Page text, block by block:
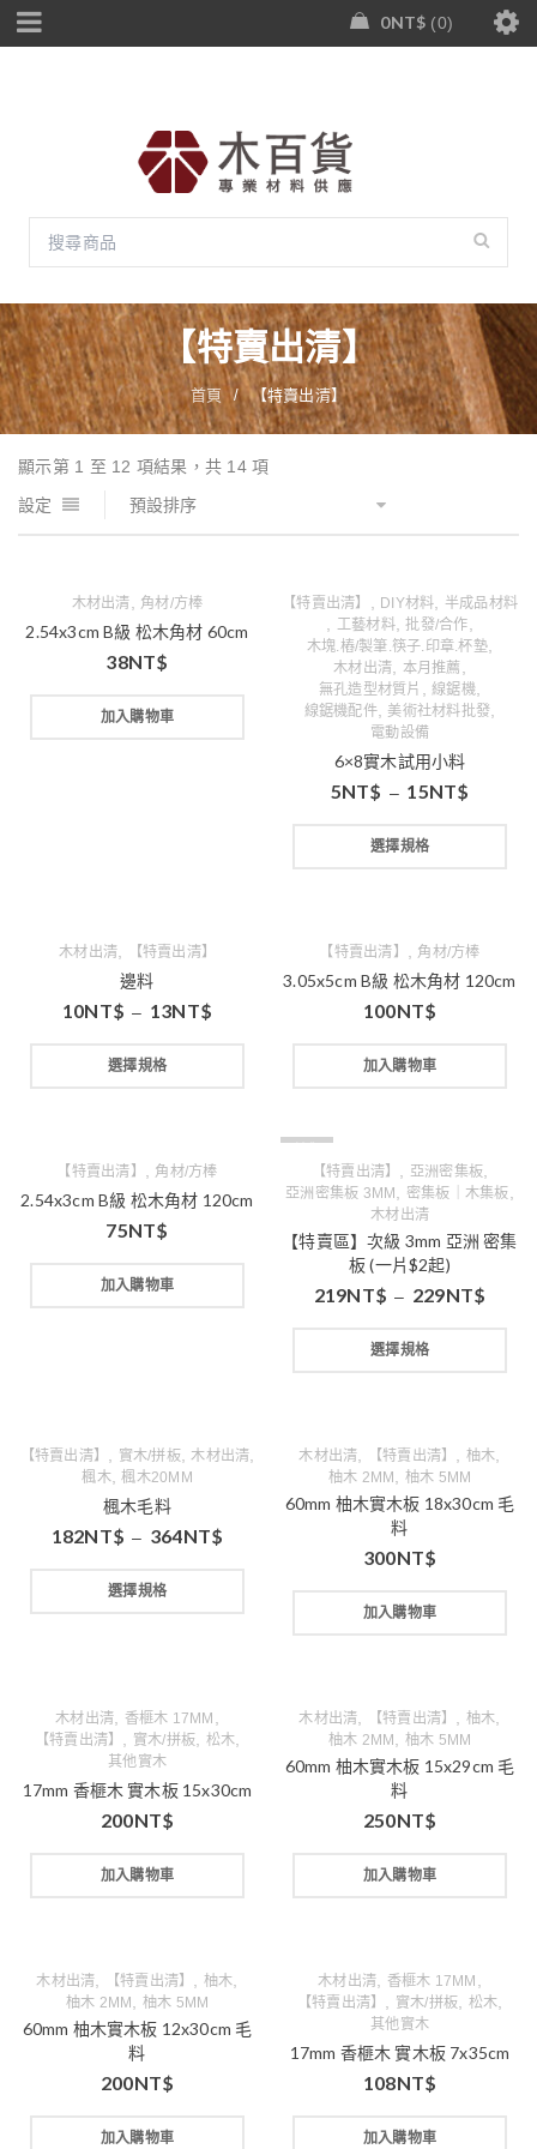
0NT$ 0
【特賣出清】
首頁 / 【特賣出清】
顯示第 1 至 12 項結果，共 14 項
設定
預設排序
木材出清 角材/方棒
2.54x3cm B級 松木角材 60cm
38NT$
加入購物車
【特賣出清】 DIY材料 半成品材料
工藝材料,批發/合作
木塊.樁/製筆.筷子.印章.杯墊,
木材出清 本月推薦
無孔造型材質片 ,線鋸機
線鋸機配件, 美術社材料批發
電動設備
6×8實木試用小料
5NT$ – 15NT$
選擇規格
木材出清 【特賣出清】
邊料
10NT$ – 13NT$
選擇規格
【特賣出清】 角材/方棒
3.05x5cm B級 松木角材 120cm
100NT$
加入購物車
【特賣出清】 角材/方棒
2.54x3cm B級 松木角材 120cm
75NT$
加入購物車
【特賣出清】 亞洲密集板
亞洲密集板 3MM 密集板｜木集板
木材出清
【特賣區】次級 3mm 亞洲 密集
板 (一片$2起)
219NT$ – 229NT$
選擇規格
【特賣出清】 實木/拼板, 木材出清
楓木,楓木20MM
楓木毛料
182NT$ – 364NT$
選擇規格
木材出清 【特賣出清】 柚木
柚木 2MM 柚木 5MM
60mm 柚木實木板 18x30cm 毛
料
300NT$
加入購物車
木材出清 香榧木 17MM
【特賣出清】 實木/拼板 松木
其他實木
17mm 香榧木 實木板 15x30cm
200NT$
加入購物車
木材出清 【特賣出清】 柚木
柚木 2MM 柚木 5MM
60mm 柚木實木板 15x29cm 毛
料
250NT$
加入購物車
木材出清 【特賣出清】 柚木
柚木 2MM 柚木 5MM
60mm 柚木實木板 12x30cm 毛
料
200NT$
加入購物車
木材出清 香榧木 17MM
【特賣出清】 實木/拼板 松木
其他實木
17mm 香榧木 實木板 7x35cm
108NT$
加入購物車